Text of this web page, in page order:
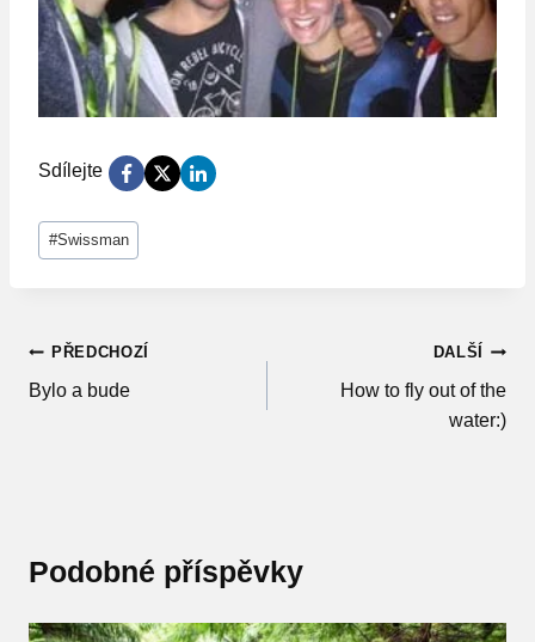
Sdílejte
Štítky
příspěvků:
#Swissman
Navigace
pro
PŘEDCHOZÍ
Bylo a bude
DALŠÍ
How to fly out of the
water:)
Podobné příspěvky